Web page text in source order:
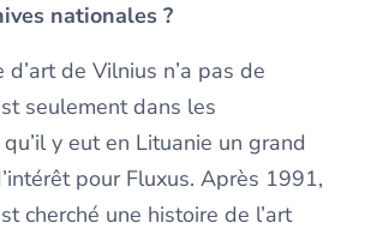
nationales ?
d’art de Vilnius n’a pas de
seulement dans les
y eut en Lituanie un grand
pour Fluxus. Après 1991,
cherché une histoire de l’art